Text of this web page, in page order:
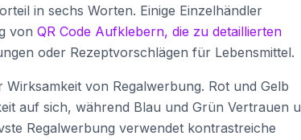
in sechs Worten. Einige Einzelhändler
von QR Code Aufklebern, die zu detaillierten
oder Rezeptvorschlägen für Lebensmittel.
von Regalwerbung. Rot und Gelb
auf sich, während Blau und Grün Vertrauen
Regalwerbung verwendet kontrastreiche